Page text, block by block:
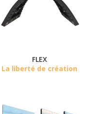
FLEX
La liberté de création